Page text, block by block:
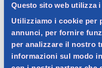
Questo sito web utilizza
Utilizziamo i cookie per
annunci, per fornire
per analizzare il nostro
informazioni sul modo
76,50 €
Aggiungi